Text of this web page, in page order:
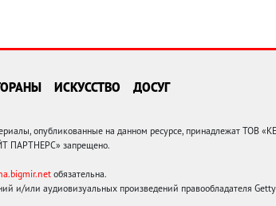
ИСКУССТВО ДОСУГ
опубликованные на данном ресурсе, принадлежат ТОВ
ПАРТНЕРС» запрещено.
обязательна.
и/или аудиовизуальных произведений правообладателя Getty